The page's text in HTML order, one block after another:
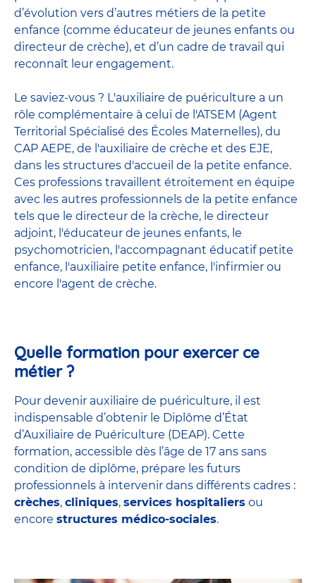
d’évolution vers d’autres métiers de la petite
enfance (comme éducateur de jeunes enfants ou
directeur de crèche), et d’un cadre de travail qui
reconnaît leur engagement.
Le saviez-vous ? L'auxiliaire de puériculture a un
rôle complémentaire à celui de l'ATSEM (Agent
Territorial Spécialisé des Écoles Maternelles), du
CAP AEPE, de l'auxiliaire de crèche et des EJE,
dans les structures d'accueil de la petite enfance.
Ces professions travaillent étroitement en équipe
avec les autres professionnels de la petite enfance
tels que le directeur de la crèche, le directeur
adjoint, l'éducateur de jeunes enfants, le
psychomotricien, l'accompagnant éducatif petite
enfance, l'auxiliaire petite enfance, l'infirmier ou
encore l'agent de crèche.
Quelle formation pour exercer ce
métier ?
Pour devenir auxiliaire de puériculture, il est
indispensable d’obtenir le Diplôme d’État
d’Auxiliaire de Puériculture (DEAP). Cette
formation, accessible dès l’âge de 17 ans sans
condition de diplôme, prépare les futurs
professionnels à intervenir dans différents cadres :
crèches, cliniques, services hospitaliers ou
encore structures médico-sociales.